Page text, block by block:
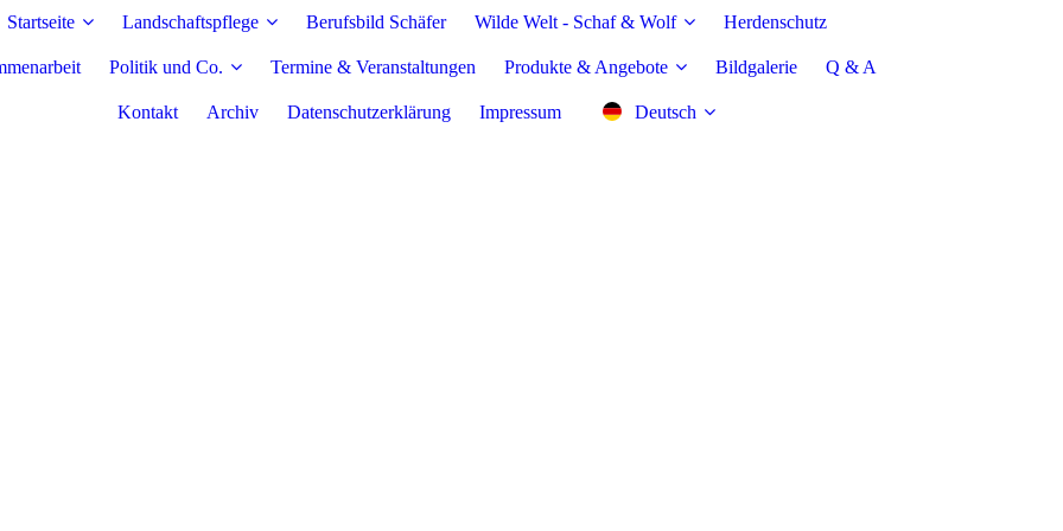
Startseite Landschaftspflege Berufsbild Schäfer Wilde Welt - Schaf & Wolf Herdenschutz
Politik und Co. Termine & Veranstaltungen Produkte & Angebote Bildgalerie Q & A
Kontakt Archiv Datenschutzerklärung Impressum Deutsch